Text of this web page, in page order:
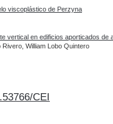
viscoplástico de Perzyna
vertical en edificios aporticados de
William Lobo Quintero
CEI